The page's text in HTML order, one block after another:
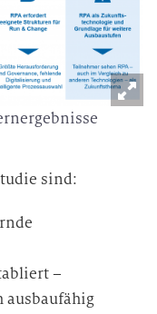
sind:
–
ausbaufähig